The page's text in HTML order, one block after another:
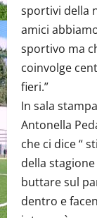
sportivi della
amici
sportivo ma
coinvolge
fieri.”
In sala
Antonella
che ci dice “
della
buttare sul
dentro e